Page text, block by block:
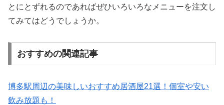
とにとずれるのであればぜひいろいろなメニューを注文し
てみてはどうでしょうか。
おすすめの関連記事
博多駅周辺の美味しいおすすめ居酒屋21選！個室や安い
飲み放題も！